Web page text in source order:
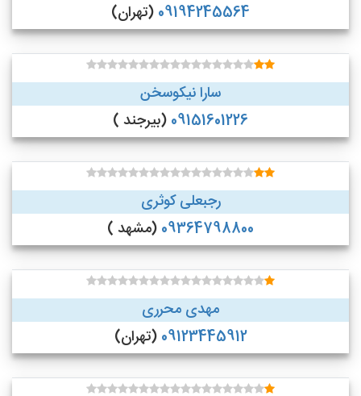
09194245564 (تهران)
سارا نیکوسخن
09151601226 (بیرجند )
رجبعلی کوثری
09364798800 (مشهد )
مهدی محرری
09123445912 (تهران)